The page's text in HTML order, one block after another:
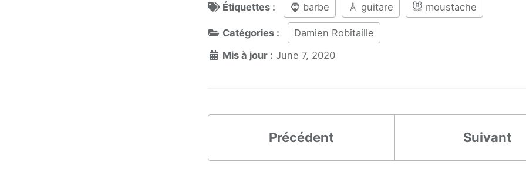
Étiquettes : 🧔 barbe 🎸 guitare 🐭 moustache
Catégories :
Damien Robitaille
Mis à jour : June 7, 2020
Précédent Suivant